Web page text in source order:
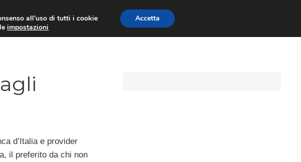
PRESTITI PERSONALI
d’Italia e provider
il preferito da chi non
all’uso di tutti i cookie
impostazioni
Accetta